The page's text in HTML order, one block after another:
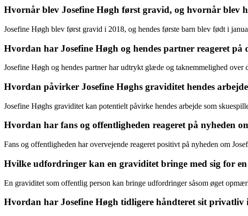
Hvornår blev Josefine Høgh først gravid, og hvornår blev
Josefine Høgh blev først gravid i 2018, og hendes første barn blev født i
Hvordan har Josefine Høgh og hendes partner reageret på
Josefine Høgh og hendes partner har udtrykt glæde og taknemmelighed
Hvordan påvirker Josefine Høghs graviditet hendes
Josefine Høghs graviditet kan potentielt påvirke hendes arbejde som
Hvordan har fans og offentligheden reageret på nyheden
Fans og offentligheden har overvejende reageret positivt på nyheden om
Hvilke udfordringer kan en graviditet bringe med sig for
En graviditet som offentlig person kan bringe udfordringer såsom øget
Hvordan har Josefine Høgh tidligere håndteret sit